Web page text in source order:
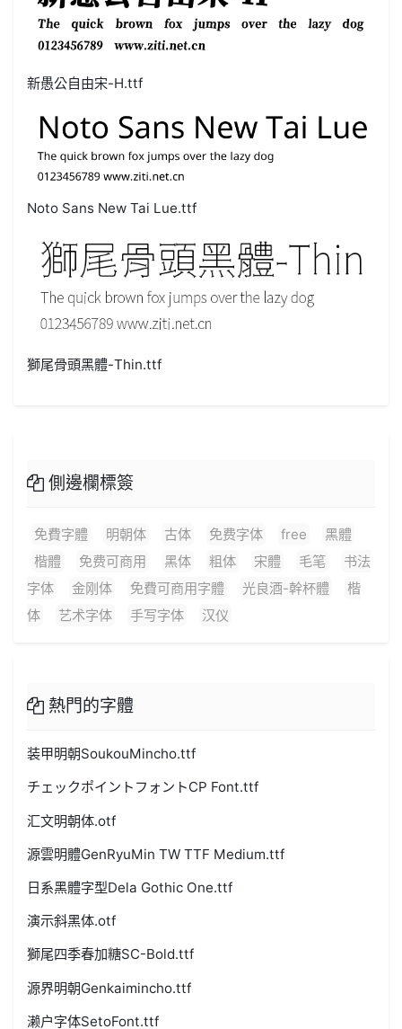
新愚公自由宋-H.ttf
Noto Sans New Tai Lue.ttf
獅尾骨頭黑體-Thin.ttf
側邊欄標簽
免費字體 明朝体 古体 免费字体 free
黑體
楷體
免费可商用 黑体 粗体 宋體 毛笔
书法
字体
金刚体 免費可商用字體 光良酒-幹杯體
楷
体
艺术字体 手写字体 汉仪
熱門的字體
装甲明朝SoukouMincho.ttf
チェックポイントフォントCP Font.ttf
汇文明朝体.otf
源雲明體GenRyuMin TW TTF Medium.ttf
日系黑體字型Dela Gothic One.ttf
演示斜黑体.otf
獅尾四季春加糖SC-Bold.ttf
源界明朝Genkaimincho.ttf
濑户字体SetoFont.ttf